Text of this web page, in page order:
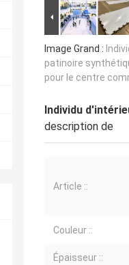
Image Grand :
patinoire
pour le centre
Individu
description de
Article ::
Couleur ::
Épaisseur ::